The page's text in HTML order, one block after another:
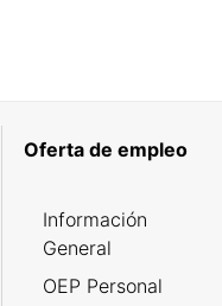
Oferta de empleo
Información
General
OEP Personal